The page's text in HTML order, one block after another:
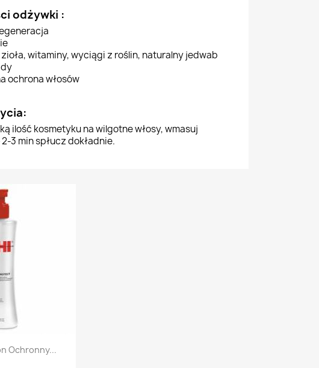
odżywki :
witaminy, wyciągi z roślin, naturalny jedwab
ochrona włosów
ilość kosmetyku na wilgotne włosy, wmasuj
3 min spłucz dokładnie.
podgląd
Ochronny...